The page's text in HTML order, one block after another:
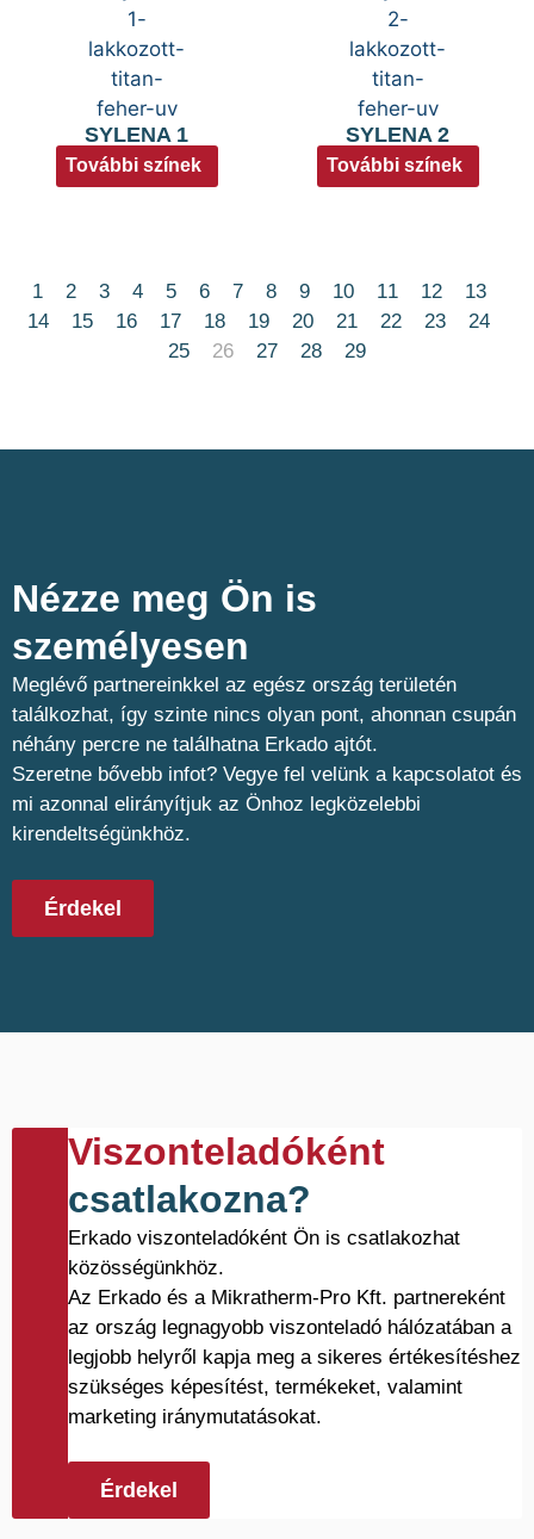
SYLENA 1
További színek
SYLENA 2
További színek
1 2 3 4 5 6 7 8 9 10 11 12
13
14
15 16 17 18 19 20 21 22 23
24
25
26 27 28 29
Nézze meg Ön is
személyesen​
Meglévő partnereinkkel az egész ország területén
találkozhat, így szinte nincs olyan pont, ahonnan csupán
néhány percre ne találhatna Erkado ajtót.
Szeretne bővebb infot? Vegye fel velünk a kapcsolatot és
mi azonnal elirányítjuk az Önhoz legközelebbi
kirendeltségünkhöz.
Érdekel
Viszonteladóként
csatlakozna?
Erkado viszonteladóként Ön is csatlakozhat
közösségünkhöz.
Az Erkado és a Mikratherm-Pro Kft. partnereként
az ország legnagyobb viszonteladó hálózatában a
legjobb helyről kapja meg a sikeres értékesítéshez
szükséges képesítést, termékeket, valamint
marketing iránymutatásokat.
Érdekel